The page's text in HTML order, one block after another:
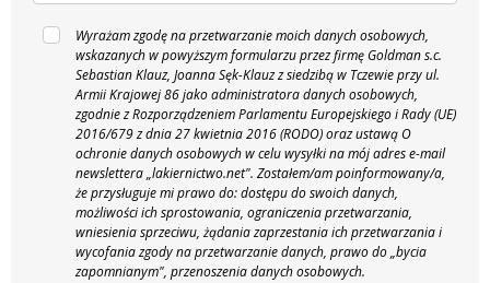
Wyrażam zgodę na przetwarzanie moich danych osobowych,
wskazanych w powyższym formularzu przez firmę Goldman s.c.
Sebastian Klauz, Joanna Sęk-Klauz z siedzibą w Tczewie przy ul.
Armii Krajowej 86 jako administratora danych osobowych,
zgodnie z Rozporządzeniem Parlamentu Europejskiego i Rady (UE)
2016/679 z dnia 27 kwietnia 2016 (RODO) oraz ustawą O
ochronie danych osobowych w celu wysyłki na mój adres e-mail
newslettera „lakiernictwo.net". Zostałem/am poinformowany/a,
że przysługuje mi prawo do: dostępu do swoich danych,
możliwości ich sprostowania, ograniczenia przetwarzania,
wniesienia sprzeciwu, żądania zaprzestania ich przetwarzania i
wycofania zgody na przetwarzanie danych, prawo do „bycia
zapomnianym", przenoszenia danych osobowych.